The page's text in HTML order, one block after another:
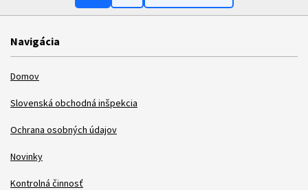
Navigácia
Domov
Slovenská obchodná inšpekcia
Ochrana osobných údajov
Novinky
Kontrolná činnosť